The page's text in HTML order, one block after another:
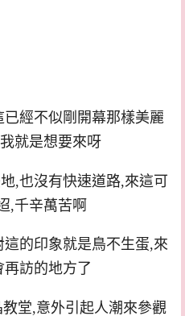
經不似剛開幕那樣美麗
就是想要來呀
,也沒有快速道路,來這可
,千辛萬苦啊
的印象就是鳥不生蛋,來
訪的地方了
堂,意外引起人潮來參觀